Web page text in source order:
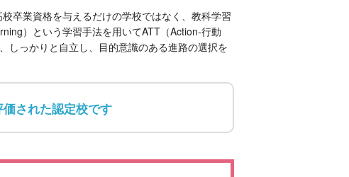
卒業資格を与えるだけの学校ではなく、教科学習
）という学習手法を用いてATT（Action-行動
っかりと自立し、目的意識のある進路の選択を
された認定校です